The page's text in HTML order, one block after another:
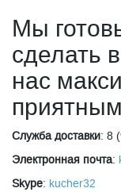
Мы
сделать
нас
Служба доставки: 8
Электронная почта:
Skype: kucher32